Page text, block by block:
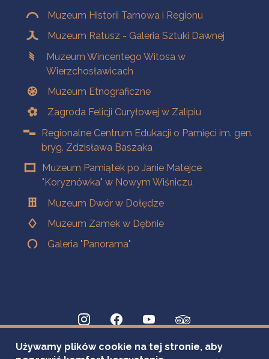
Muzeum Historii Tarnowa i Regionu
Muzeum Ratusz - Galeria Sztuki Dawnej
Muzeum Wincentego Witosa w
Wierzchosławicach
Muzeum Etnograficzne
Zagroda Felicji Curyłowej w Zalipiu
Regionalne Centrum Edukacji o Pamięci im. gen.
bryg. Zdzisława Baszaka
Muzeum Pamiątek po Janie Matejce
"Koryznówka" w Nowym Wiśniczu
Muzeum Dwór w Dołędze
Muzeum Zamek w Dębnie
Galeria "Panorama"
Używamy plików cookie na tej stronie, aby